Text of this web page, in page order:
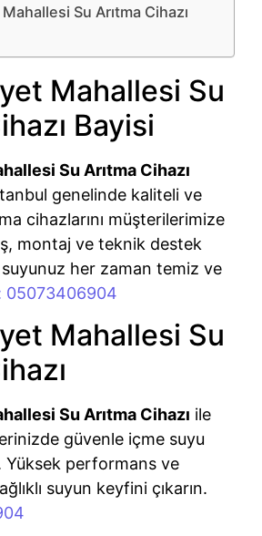
Su Arıtma Cihazı
Mahallesi Su
Bayisi
Su Arıtma Cihazı
genelinde kaliteli ve
cihazlarını müşterilerimize
montaj ve teknik destek
her zaman temiz ve
05073406904
Mahallesi Su
Su Arıtma Cihazı ile
güvenle içme suyu
Yüksek performans ve
suyun keyfini çıkarın.